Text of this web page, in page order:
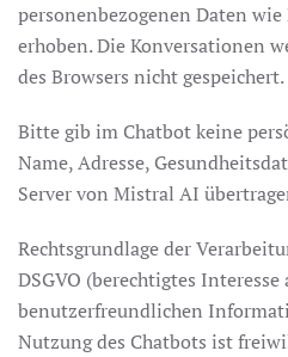
personenbezogenen Daten
erhoben. Die Konversationen
des Browsers nicht gespeichert.
Bitte gib im Chatbot keine
Name, Adresse,
Server von Mistral AI
Rechtsgrundlage der
DSGVO (berechtigtes Interesse
benutzerfreundlichen
Nutzung des Chatbots ist